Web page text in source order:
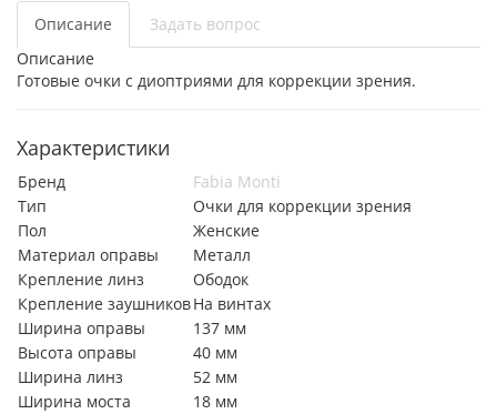
Описание
Задать вопрос
Описание
Готовые очки с диоптриями для коррекции зрения.
Характеристики
Бренд
Fabia Monti
Тип
Очки для коррекции зрения
Пол
Женские
Материал оправы
Металл
Крепление линз
Ободок
Крепление заушниковНа винтах
Ширина оправы
137 мм
Высота оправы
40 мм
Ширина линз
52 мм
Ширина моста
18 мм